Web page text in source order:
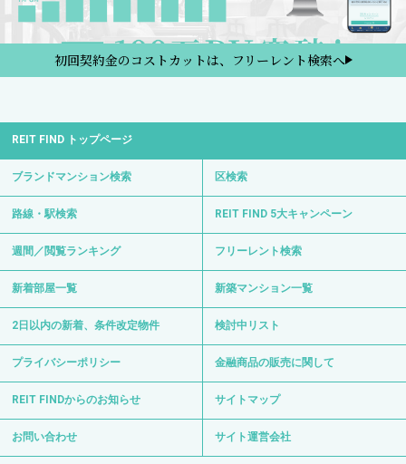
初回契約金のコストカットは、フリーレント検索へ
REIT FIND トップページ
ブランドマンション検索 区検索
路線・駅検索 REIT FIND 5大キャンペーン
週間／閲覧ランキング フリーレント検索
新着部屋一覧 新築マンション一覧
2日以内の新着、条件改定物件 検討中リスト
プライバシーポリシー 金融商品の販売に関して
REIT FINDからのお知らせ サイトマップ
お問い合わせ サイト運営会社